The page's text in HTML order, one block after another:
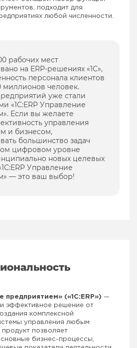
подходит для
любой численности.
рабочих мест
на ERP-решениях «1С»,
персонала клиентов
человек.
уже стали
«1С:ERP Управление
Если вы желаете
управления
и бизнесом,
большинство задач
цифровом уровне
новых целевых
Управление
— это ваш выбор!
предприятием» («1C:ERP») —
эффективное решение от
комплексной
управления любым
позволяет
бизнес-процессы,